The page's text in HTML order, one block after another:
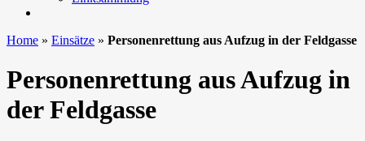
Home » Einsätze » Personenrettung aus Aufzug in der Feldgasse
Personenrettung aus Aufzug in
der Feldgasse